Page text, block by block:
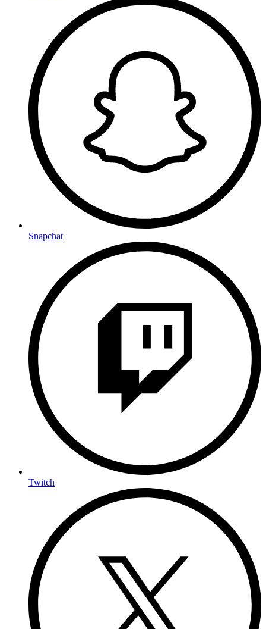
Snapchat
Twitch